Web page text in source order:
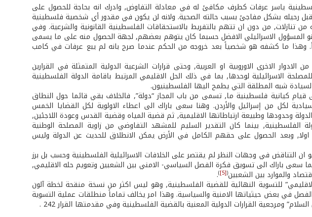
ياسر عرفات كطرف مكافئ له في معادلة التفاوض, وادرك انه بحاجة للحصول على
رحيله بشكل مفاجئ بسبب حالته الصحية. ولانه لن يكون في مقدور أي شخصية فلسطينية
تنازلات, من دون ان تتهم بالتفريط بالاستحقاقات الفلسطينية القانونية والشرعية. وفي
هو المسؤول الاسرائيلي الافضل حسبما كان يتوهم بعضهم, لجهة الحصول منه على ما يسمى
وهذا ما كشفه هو شخصياً بعد خروجه من الحكم عندما صرح بانه لم يبع عرفات في كامب
الاخرى الاوروبية او العربية, وحتى قرارات الشرعية الدولية المتمثلة في القرارين
للمصلحة الاسرائيلية لوحدها, بما في ذلك الحل الاقليمي المرتبط باقامة الدولة الفلسطينية
شبه المطلقة التي يطمح اليها الفلسطينيون.
قيام كيانية فلسطينية ما, تسمى من باب المجاز “دولة”, فالخلاف بقي قائما حول النطاق
لكل من إسرائيل والأردن. وهنا سعى باراك الى اعطاء الاولوية لكل القضايا الخمس
وحدودها وطبيعة ارتباطاتها الاقليمية, ثم قضية المياه وقضية القدس وعودة اللاجئين,
بينما كان التقدير السليم للمشهد التفاوضي من زاوية المصلحة الوطنية
وبعد الحصول على حقهم الكامل في الأرض يمكن الانطلاق للحديث عن الدولة وليس
ان التناقض في وجهات النظر لم يقتصر على الخلافات الاسرائيلية الفلسطينية وحسب بل برز
سعى باراك الى تسويق فكرة الفصل السياسي- الامني بين الشعبين وتعويم حله الاقليمي,
والموارد بين الشعبين(
[5]
)
.
للتسوية النهائية للقضية الفلسطينية, وهو ليس اكثر من نسخة منقحة لخطة آلون
في بعض حيثياتها الامنية والسياسية. وهذا امر يخالف تماماً منطلقات عملية التسوية